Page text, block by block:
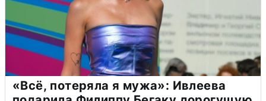
«Всё, потеряла я мужа»: Ивлеева